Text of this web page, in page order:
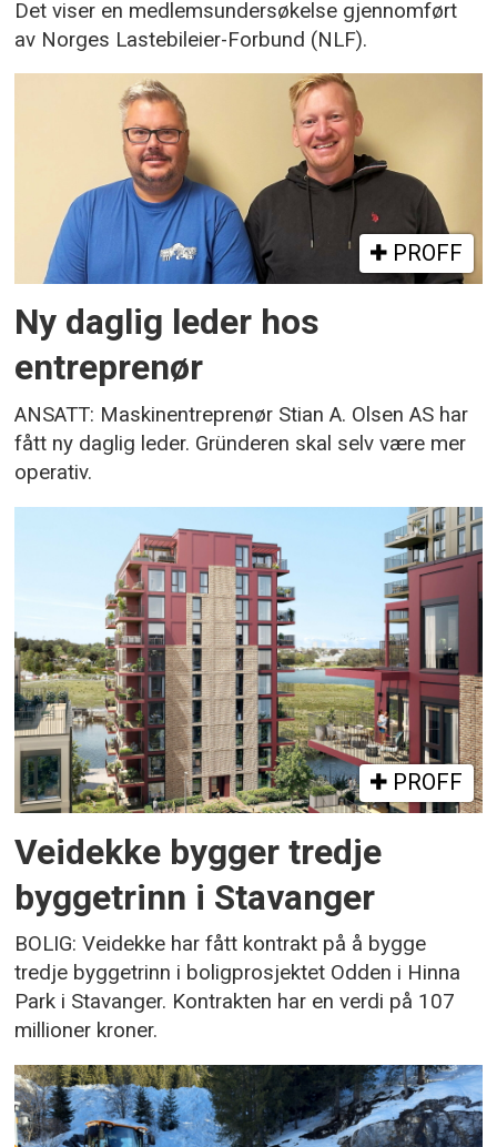
Det viser en medlemsundersøkelse gjennomført
av Norges Lastebileier-Forbund (NLF).
PROFF
Ny daglig leder hos
entreprenør
ANSATT: Maskinentreprenør Stian A. Olsen AS har
fått ny daglig leder. Gründeren skal selv være mer
operativ.
PROFF
Veidekke bygger tredje
byggetrinn i Stavanger
BOLIG: Veidekke har fått kontrakt på å bygge
tredje byggetrinn i boligprosjektet Odden i Hinna
Park i Stavanger. Kontrakten har en verdi på 107
millioner kroner.